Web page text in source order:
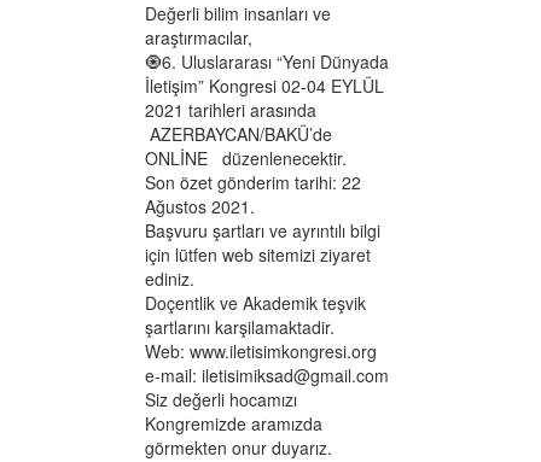
Değerli bilim insanları ve
araştırmacılar,
🧿6. Uluslararası “Yeni Dünyada
İletişim” Kongresi 02-04 EYLÜL
2021 tarihleri arasında
AZERBAYCAN/BAKÜ’de
ONLİNE düzenlenecektir.
Son özet gönderim tarihi: 22
Ağustos 2021.
Başvuru şartları ve ayrıntılı bilgi
için lütfen web sitemizi ziyaret
ediniz.
Doçentlik ve Akademik teşvik
şartlarını karşilamaktadir.
Web: www.iletisimkongresi.org
e-mail: iletisimiksad@gmail.com
Siz değerli hocamızı
Kongremizde aramızda
görmekten onur duyarız.